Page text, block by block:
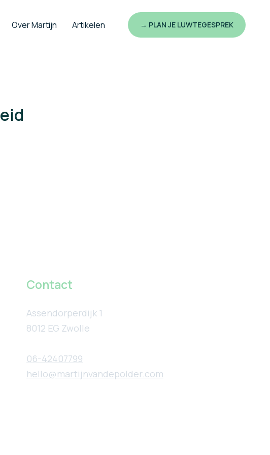
Over Martijn Artikelen → PLAN JE LUWTEGESPREK
Contact
Assendorperdijk 1
8012 EG Zwolle
06-42407799
hello@martijnvandepolder.com